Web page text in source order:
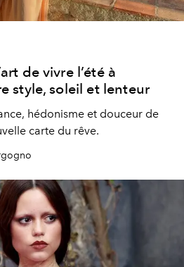
de vivre l’été à
style, soleil et lenteur
hédonisme et douceur de
carte du rêve.